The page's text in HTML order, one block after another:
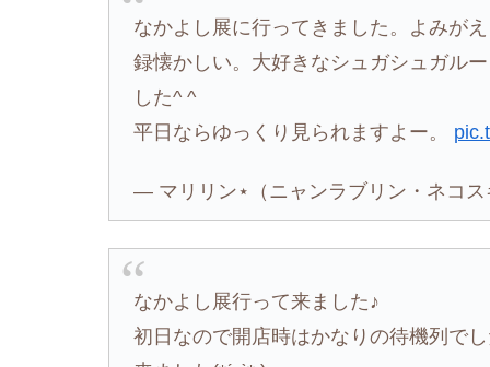
なかよし展に行ってきました。よみが
録懐かしい。大好きなシュガシュガル
した^ ^
平日ならゆっくり見られますよー。
— マリリン⋆（ニャンラブリン・ネコス
なかよし展行って来ました♪
初日なので開店時はかなりの待機列で